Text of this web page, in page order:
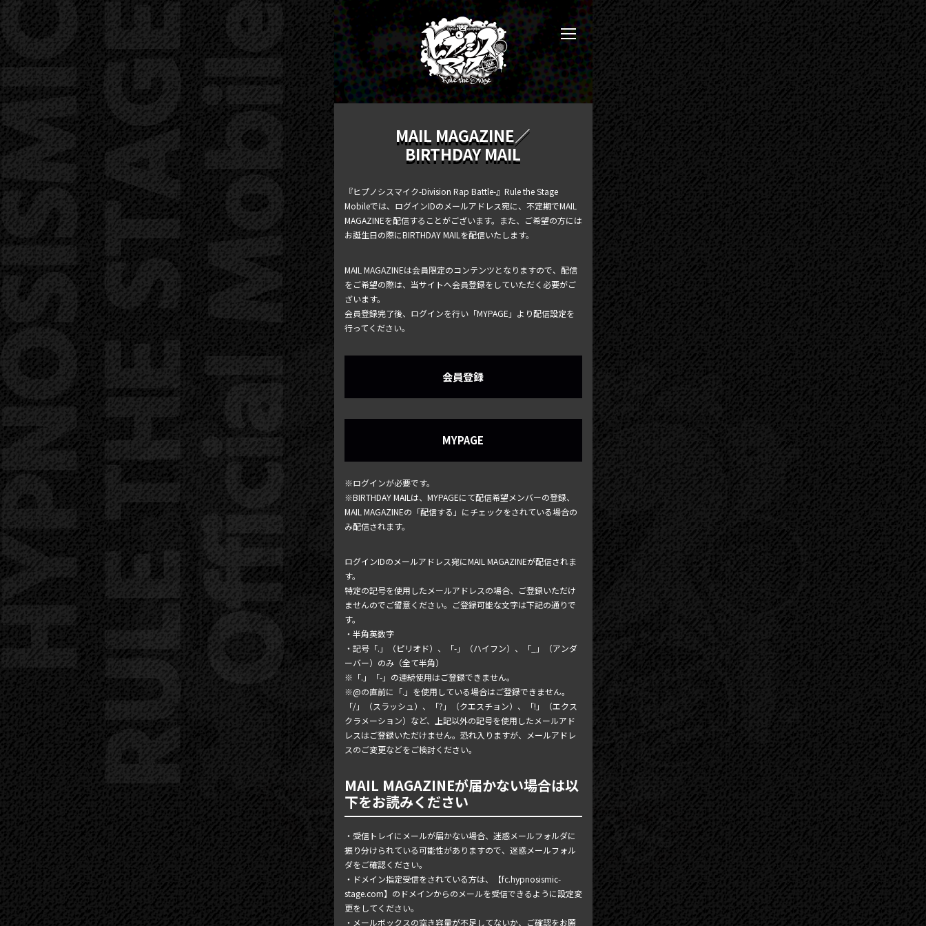
NEWS
PHOTOGALLERY
BLOG
SCHEDULE
MAIL MAGAZINE / BIRTHDAY MAIL
MY PAGE
MEMBER'S CARD
MAIL MAGAZINE／
BIRTHDAY MAIL
『ヒプノシスマイク-Division Rap Battle-』Rule the Stage
Mobileでは、ログインIDのメールアドレス宛に、不定期でMAIL
MAGAZINEを配信することがございます。また、ご希望の方には
お誕生日の際にBIRTHDAY MAILを配信いたします。
MAIL MAGAZINEは会員限定のコンテンツとなりますので、配信
をご希望の際は、当サイトへ会員登録をしていただく必要がご
ざいます。
会員登録完了後、ログインを行い「MYPAGE」より配信設定を
行ってください。
会員登録
MYPAGE
※ログインが必要です。
※BIRTHDAY MAILは、MYPAGEにて配信希望メンバーの登録、
MAIL MAGAZINEの「配信する」にチェックをされている場合の
み配信されます。
ログインIDのメールアドレス宛にMAIL MAGAZINEが配信されま
す。
特定の記号を使用したメールアドレスの場合、ご登録いただけ
ませんのでご留意ください。ご登録可能な文字は下記の通りで
す。
・半角英数字
・記号「.」（ピリオド）、「-」（ハイフン）、「_」（アンダ
ーバー）のみ（全て半角）
※「.」「-」の連続使用はご登録できません。
※@の直前に「.」を使用している場合はご登録できません。
「/」（スラッシュ）、「?」（クエスチョン）、「!」（エクス
クラメーション）など、上記以外の記号を使用したメールアド
レスはご登録いただけません。恐れ入りますが、メールアドレ
スのご変更などをご検討ください。
MAIL MAGAZINEが届かない場合は以
下をお読みください
・受信トレイにメールが届かない場合、迷惑メールフォルダに
振り分けられている可能性がありますので、迷惑メールフォル
ダをご確認ください。
・ドメイン指定受信をされている方は、【fc.hypnosismic-
stage.com】のドメインからのメールを受信できるように設定変
更をしてください。
・メールボックスの空き容量が不足してないか、ご確認をお願